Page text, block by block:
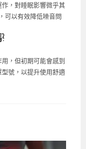
，對睡眠影響微乎其
可以有效降低噪音問
，但初期可能會感到
號，以提升使用舒適